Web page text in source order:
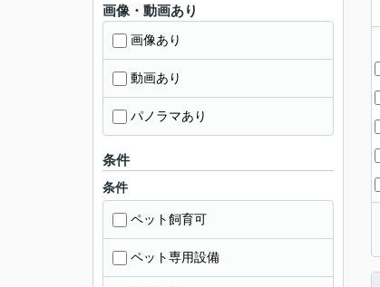
画像・動画あり
画像あり
動画あり
パノラマあり
条件
条件
ペット飼育可
ペット専用設備